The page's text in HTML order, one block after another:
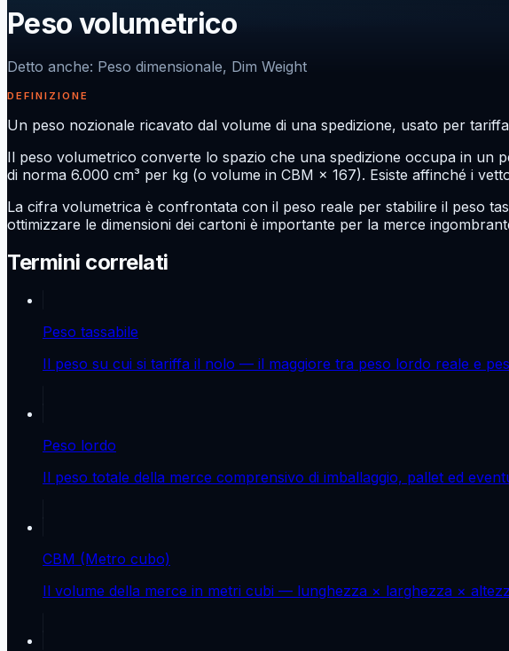
Peso volumetrico
Detto anche: Peso dimensionale, Dim Weight
DEFINIZIONE
Un peso nozionale ricavato dal volume di una spedizione, usato per
Il peso volumetrico converte lo spazio che una spedizione occupa in
di norma 6.000 cm³ per kg (o volume in CBM × 167). Esiste affinché i
La cifra volumetrica è confrontata con il peso reale per stabilire il peso
ottimizzare le dimensioni dei cartoni è importante per la merce
Termini correlati
Peso tassabile
Il peso su cui si tariffa il nolo — il maggiore tra peso lordo reale e
Peso lordo
Il peso totale della merce comprensivo di imballaggio, pallet ed
CBM (Metro cubo)
Il volume della merce in metri cubi — lunghezza × larghezza ×